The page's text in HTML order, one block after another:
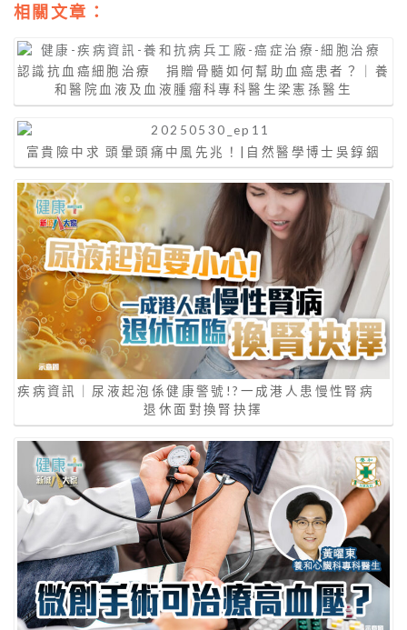
相關文章：
認識抗血癌細胞治療 捐贈骨髓如何幫助血癌患者？｜養
和醫院血液及血液腫瘤科專科醫生梁憲孫醫生
富貴險中求 頭暈頭痛中風先兆！|自然醫學博士吳錞銦
疾病資訊｜尿液起泡係健康警號!?一成港人患慢性腎病
退休面對換腎抉擇